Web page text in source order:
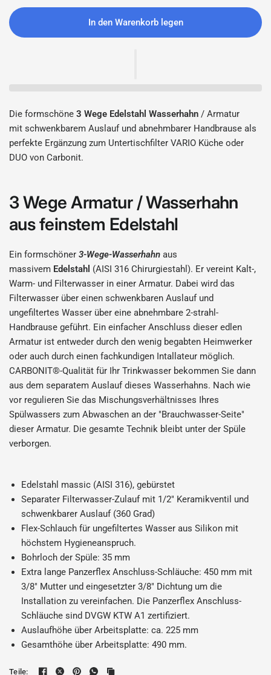
In den Warenkorb legen
Die formschöne3 Wege Edelstahl Wasserhahn / Armatur
mitschwenkbarem Auslauf und abnehmbarer Handbrause als
perfekte Ergänzung zum Untertischfilter VARIO Küche oder
DUO von Carbonit.
3 Wege Armatur / Wasserhahn
aus feinstem Edelstahl
Ein formschöner3-Wege-Wasserhahn aus
massivem Edelstahl (AISI 316 Chirurgiestahl). Er vereint Kalt-,
Warm- und Filterwasser in einer Armatur. Dabei wird das
Filterwasser über einen schwenkbaren Auslauf und
ungefiltertes Wasser über eineabnehmbare 2-strahl-
Handbrause geführt. Ein einfacher Anschluss dieser edlen
Armatur ist entweder durch den wenig begabten Heimwerker
oder auch durch einen fachkundigen Intallateur möglich.
CARBONIT®-Qualität für Ihr Trinkwasser bekommen Sie dann
aus dem separatem Auslauf dieses Wasserhahns. Nach wie
vor regulieren Sie das Mischungsverhältnisses Ihres
Spülwassers zum Abwaschen an der "Brauchwasser-Seite"
dieser Armatur. Die gesamte Technik bleibt unter der Spüle
verborgen.
Edelstahl massic (AISI 316), gebürstet
Separater Filterwasser-Zulauf mit 1/2" Keramikventil und
schwenkbarer Auslauf (360 Grad)
Flex-Schlauch für ungefiltertes Wasser aus Silikon mit
höchstem Hygieneanspruch.
Bohrloch der Spüle: 35 mm
Extra lange Panzerflex Anschluss-Schläuche: 450 mm mit
3/8" Mutter und eingesetzter 3/8" Dichtung um die
Installation zu vereinfachen. Die Panzerflex Anschluss-
Schläuche sind DVGW KTW A1 zertifiziert.
Auslaufhöhe über Arbeitsplatte: ca. 225 mm
Gesamthöhe über Arbeitsplatte: 490 mm.
Teile: